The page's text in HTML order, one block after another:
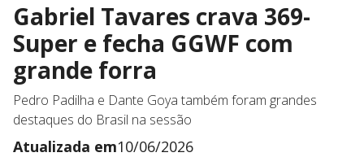
Gabriel Tavares crava 369-
Super e fecha GGWF com
grande forra
Pedro Padilha e Dante Goya também foram grandes
destaques do Brasil na sessão
Atualizada em10/06/2026